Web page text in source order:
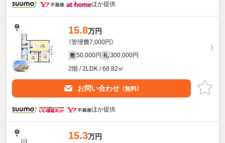
ほか提供
15.8万円
（管理費7,000円）
敷 50,000円 礼 300,000円
2階 / 2LDK / 66.82㎡
お問い合わせ （無料）
ほか提供
15.3万円